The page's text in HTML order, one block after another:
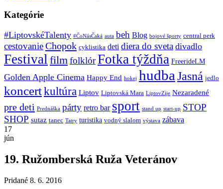
Kategórie
#LiptovskéTalenty #ČoNásČaká auta beh Blog bojové športy central perk
cestovanieChopok cyklistika deti diera do sveta divadlo
Festival filmfolklórFotka týždňa FreerideLM
Golden Apple Cinema Happy End hokej hudba Jasná jedlo
koncertkultúra Liptov Liptovská Mara LiptovZije Nezaradené
pre deti Prednáška párty retro bar sport stand up start-up STOP
SHOP sutaz tanec Tatry turistika vodný slalom výstava zábava
17
jún
19. Ružomberská Ruža Veteránov
Pridané 8. 6. 2016